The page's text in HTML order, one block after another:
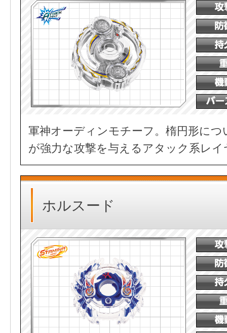
軍神オーディンモチーフ。楕円形に
が強力な攻撃を与えるアタック系レイ
ホルスード